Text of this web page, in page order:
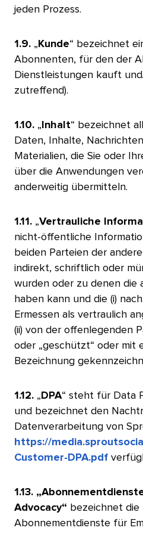
jeden Prozess.​​
1.9. „ Kunde“ bezeichnet
Abonnenten, für den der
Dienstleistungen kauft
zutreffend).​​
1.10. „ Inhalt“ bezeichnet
Daten, Inhalte,
Materialien, die Sie oder
über die Anwendungen
anderweitig übermitteln.​​
1.11. „Vertrauliche
nicht-öffentliche
beiden Parteien der
indirekt, schriftlich oder
wurden oder zu denen die
haben kann und die (i)
Ermessen als vertraulich
(ii) von der offenlegenden
oder „geschützt“ oder mit
Bezeichnung
1.12. „ DPA“ steht für Data
und bezeichnet den
Datenverarbeitung von
https://
Customer-DPA.pdf
1.13.
Advocacy“ bezeichnet
Abonnementdienste für